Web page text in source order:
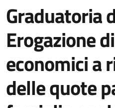
Graduatoria
Erogazione
economici a
delle quote